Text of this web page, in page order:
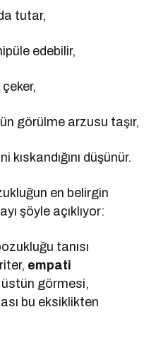
tutar,
edebilir,
görülme arzusu taşır,
kıskandığını düşünür.
en belirgin
şöyle açıklıyor:
tanısı
empati
üstün görmesi,
bu eksiklikten